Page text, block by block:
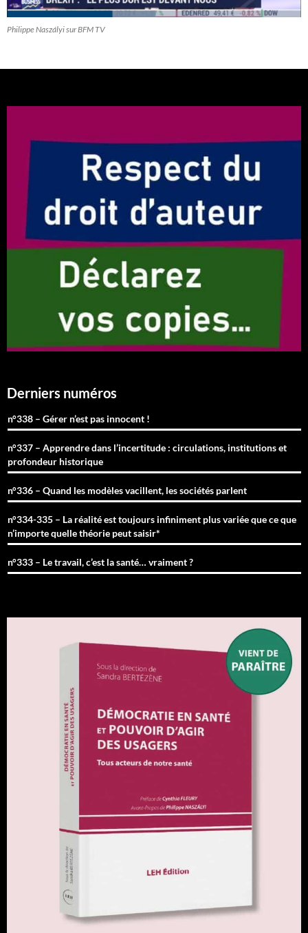
Philippe Naszályi sur BFM TV
Derniers numéros
n°338 – Gérer n’est pas innocent !
n°337 – Apprendre dans l’incertitude : circulations, institutions et
profondeur historique
n°336 – Quand les modèles vacillent, les sociétés parlent
n°334-335 – La réalité est toujours infiniment plus variée que ce que
n’importe quelle théorie peut saisir*
n°333 – Le travail, c’est la santé… vraiment ?